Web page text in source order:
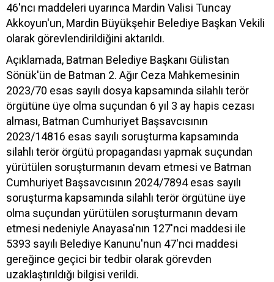
46'ncı maddeleri uyarınca Mardin Valisi Tuncay
Akkoyun'un, Mardin Büyükşehir Belediye Başkan Vekili
olarak görevlendirildiğini aktarıldı.
Açıklamada, Batman Belediye Başkanı Gülistan
Sönük'ün de Batman 2. Ağır Ceza Mahkemesinin
2023/70 esas sayılı dosya kapsamında silahlı terör
örgütüne üye olma suçundan 6 yıl 3 ay hapis cezası
alması, Batman Cumhuriyet Başsavcısının
2023/14816 esas sayılı soruşturma kapsamında
silahlı terör örgütü propagandası yapmak suçundan
yürütülen soruşturmanın devam etmesi ve Batman
Cumhuriyet Başsavcısının 2024/7894 esas sayılı
soruşturma kapsamında silahlı terör örgütüne üye
olma suçundan yürütülen soruşturmanın devam
etmesi nedeniyle Anayasa'nın 127'nci maddesi ile
5393 sayılı Belediye Kanunu'nun 47'nci maddesi
gereğince geçici bir tedbir olarak görevden
uzaklaştırıldığı bilgisi verildi.